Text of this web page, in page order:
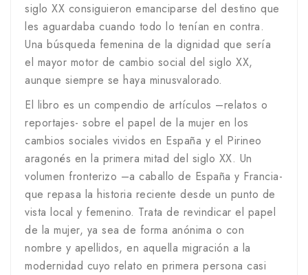
siglo XX consiguieron emanciparse del destino que
les aguardaba cuando todo lo tenían en contra.
Una búsqueda femenina de la dignidad que sería
el mayor motor de cambio social del siglo XX,
aunque siempre se haya minusvalorado.
El libro es un compendio de artículos –relatos o
reportajes- sobre el papel de la mujer en los
cambios sociales vividos en España y el Pirineo
aragonés en la primera mitad del siglo XX. Un
volumen fronterizo –a caballo de España y Francia-
que repasa la historia reciente desde un punto de
vista local y femenino. Trata de revindicar el papel
de la mujer, ya sea de forma anónima o con
nombre y apellidos, en aquella migración a la
modernidad cuyo relato en primera persona casi